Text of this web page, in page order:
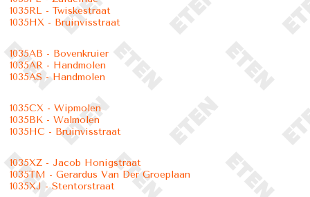
1035RL - Twiskestraat
1035HX - Bruinvisstraat
1035AB - Bovenkruier
1035AR - Handmolen
1035AS - Handmolen
1035CX - Wipmolen
1035BK - Walmolen
1035HC - Bruinvisstraat
1035XZ - Jacob Honigstraat
1035TM - Gerardus Van Der Groeplaan
1035XJ - Stentorstraat